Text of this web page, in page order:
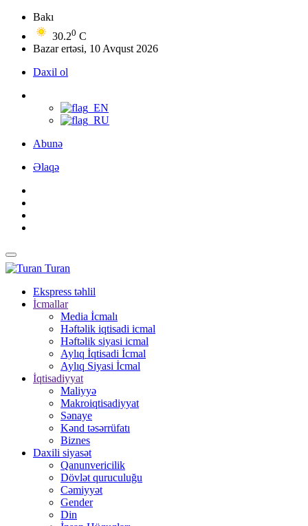
Bakı
30.20 C
Bazar ertəsi, 10 Avqust 2026
Daxil ol
Abunə
Əlaqə
Turan
Ekspress təhlil
İcmallar
Media İcmalı
Həftəlik iqtisadi icmal
Həftəlik siyasi icmal
Aylıq İqtisadi İcmal
Aylıq Siyasi İcmal
İqtisadiyyat
Maliyyə
Makroiqtisadiyyat
Sənaye
Kənd təsərrüfatı
Biznes
Daxili siyasət
Qanunvericilik
Dövlət quruculuğu
Cəmiyyət
Gender
Din